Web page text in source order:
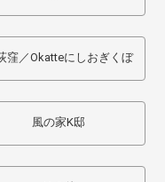
窪／Okatteにしおぎくぼ
風の家K邸